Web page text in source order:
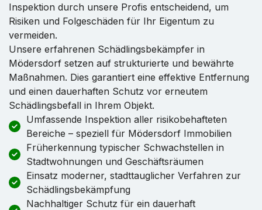
Inspektion durch unsere Profis entscheidend, um
Risiken und Folgeschäden für Ihr Eigentum zu
vermeiden.
Unsere erfahrenen Schädlingsbekämpfer in
Mödersdorf setzen auf strukturierte und bewährte
Maßnahmen. Dies garantiert eine effektive Entfernung
und einen dauerhaften Schutz vor erneutem
Schädlingsbefall in Ihrem Objekt.
Umfassende Inspektion aller risikobehafteten
Bereiche – speziell für Mödersdorf Immobilien
Früherkennung typischer Schwachstellen in
Stadtwohnungen und Geschäftsräumen
Einsatz moderner, stadttauglicher Verfahren zur
Schädlingsbekämpfung
Nachhaltiger Schutz für ein dauerhaft